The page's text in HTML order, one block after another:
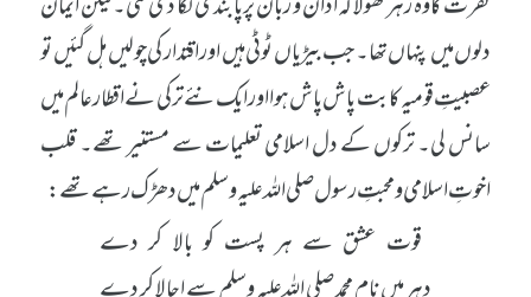
دلوں میں پنہاں تھا۔ جب بیڑیاں ٹوٹی ہیں اور اقتدار کی چولیں ہل گئیں تو
عصبیتِ قومیہ کا بت پاش پاش ہوا اور ایک نئے ترکی نے اقطار عالم میں
سانس لی۔ ترکوں کے دل اسلامی تعلیمات سے مستنیر تھے۔ قلب
اخوتِ اسلامی و محبتِ رسول صلی اللہ علیہ وسلم میں دھڑک رہے تھے:
قوت عشق سے ہر پست کو بالا کر دے